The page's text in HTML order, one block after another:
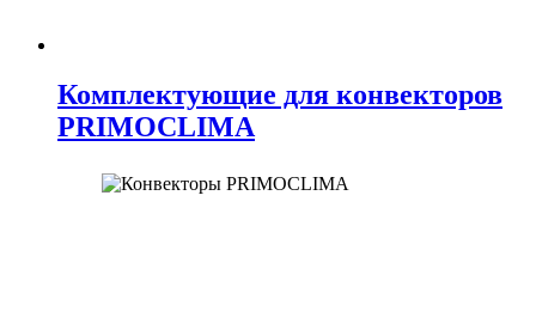
Комплектующие для конвекторов
PRIMOCLIMA